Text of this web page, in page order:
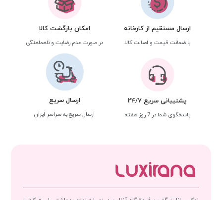
ارسال مستقیم از کارخانه
با ضمانت قیمت و اصالت کالا
امکان بازگشت کالا
در صورت عدم رضایت و ناهماهنگی
پشتیبانی سریع 24/7
پاسخگوی شما در 7 روز هفته
ارسال سریع
ارسال سریع به سراسر ایران